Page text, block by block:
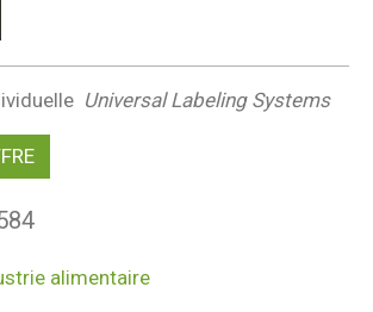
Universal Labeling Systems
alimentaire